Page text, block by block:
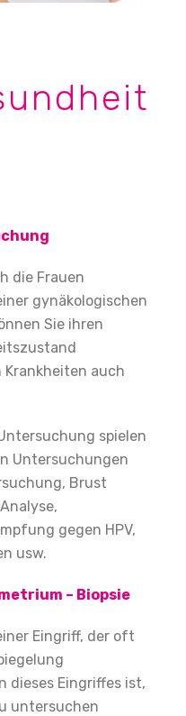
die Frauen
gynäkologischen
Sie ihren
auch
spielen
Untersuchungen
Brust
gegen HPV,
usw.
– Biopsie
Eingriff, der oft
dieses Eingriffes ist,
untersuchen